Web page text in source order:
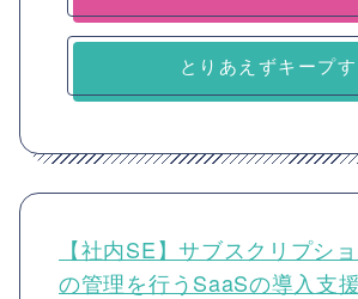
とりあえずキープす
【社内SE】サブスクリプシ
の管理を行うSaaSの導入支援